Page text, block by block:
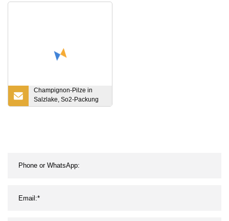
pflücken
Champignon-Pilze in
Salzlake, So2-Packung
im Plastikbeutel, im Fass